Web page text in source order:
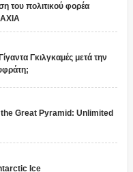
του πολιτικού φορέα
Γκιλγκαμές μετά την
Great Pyramid: Unlimited
Ice